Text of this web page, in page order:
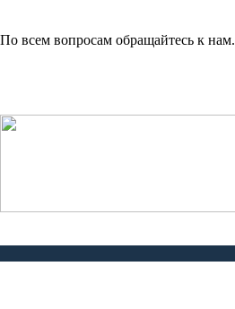
По всем вопросам обращайтесь к нам.